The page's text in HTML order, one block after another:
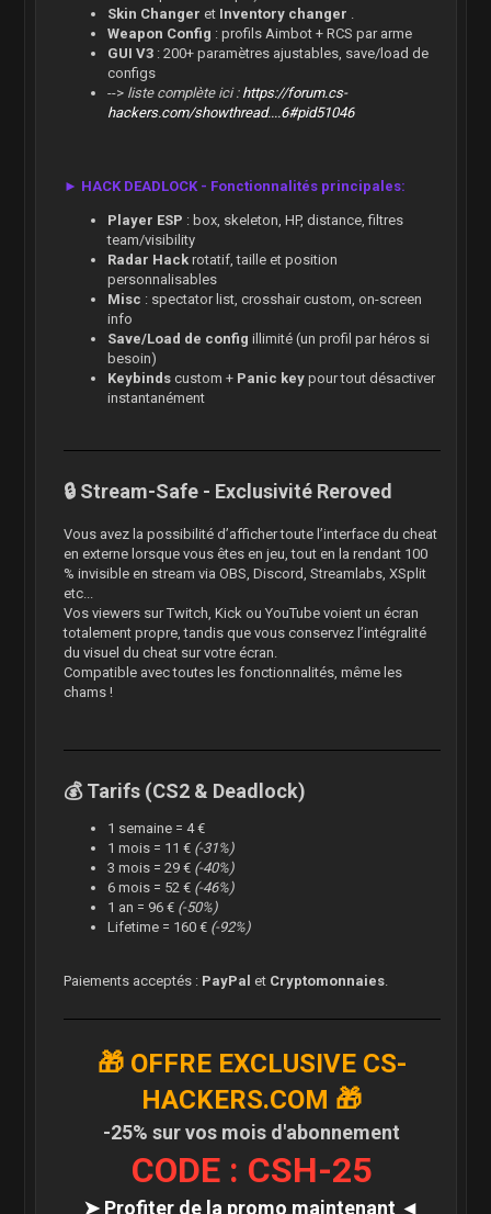
Skin Changer et Inventory changer .
Weapon Config : profils Aimbot + RCS par arme
GUI V3: 200+ paramètres ajustables, save/load de
configs
-->liste complète ici : https://forum.cs-
hackers.com/showthread....6#pid51046
► HACK DEADLOCK - Fonctionnalités principales:
Player ESP : box, skeleton, HP, distance, filtres
team/visibility
Radar Hackrotatif, taille et position
personnalisables
Misc : spectator list, crosshair custom, on-screen
info
Save/Load de config illimité (un profil par héros si
besoin)
Keybindscustom + Panic keypour tout désactiver
instantanément
🔒 Stream-Safe - Exclusivité Reroved
Vous avez la possibilité d’afficher toute l’interface du cheat
en externe lorsque vous êtes en jeu, tout en la rendant 100
% invisible en stream via OBS, Discord, Streamlabs, XSplit
etc...
Vos viewers sur Twitch, Kick ou YouTube voient un écran
totalement propre, tandis que vous conservez l’intégralité
du visuel du cheat sur votre écran.
Compatible avec toutes les fonctionnalités, même les
chams !
💰 Tarifs (CS2 & Deadlock)
1 semaine = 4 €
1 mois = 11 € (-31%)
3 mois = 29 € (-40%)
6 mois = 52 € (-46%)
1 an = 96 € (-50%)
Lifetime = 160 € (-92%)
Paiements acceptés : PayPal et Cryptomonnaies.
🎁 OFFRE EXCLUSIVE CS-
HACKERS.COM 🎁
-25% sur vos mois d'abonnement
CODE : CSH-25
➤ Profiter de la promo maintenant ◄